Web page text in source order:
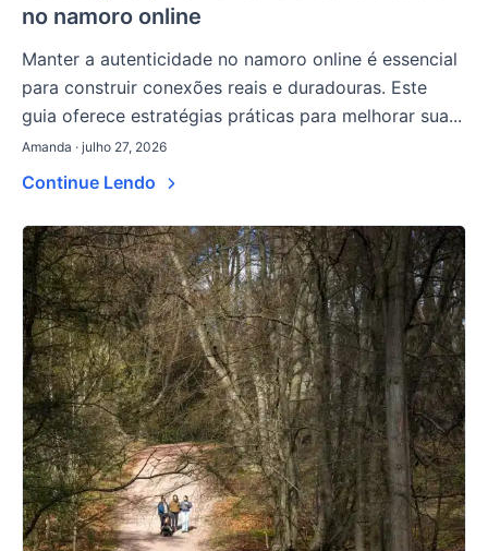
no namoro online
Manter a autenticidade no namoro online é essencial
para construir conexões reais e duradouras. Este
guia oferece estratégias práticas para melhorar sua...
Amanda · julho 27, 2026
Continue Lendo